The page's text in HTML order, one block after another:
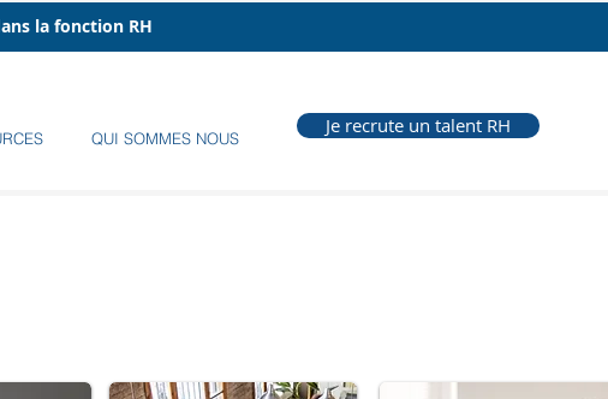
la fonction RH
QUI SOMMES NOUS
Je recrute un talent RH